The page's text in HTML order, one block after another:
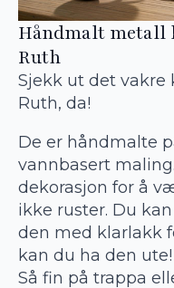
Håndmalt metall
Ruth
Sjekk ut det vakre
Ruth, da!
De er håndmalte
vannbasert
dekorasjon for å
ikke ruster. Du
den med klarlakk
kan du ha den ute!
Så fin på trappa